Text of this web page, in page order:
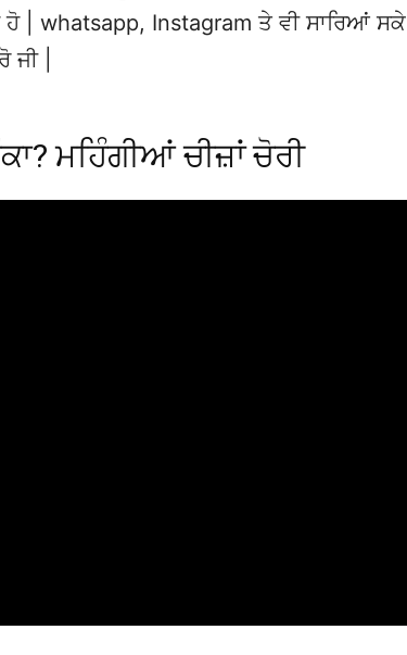
| whatsapp, Instagram ਤੇ ਵੀ ਸਾਰਿਆਂ ਸਕੇ
|
ਮਹਿੰਗੀਆਂ ਚੀਜ਼ਾਂ ਚੋਰੀ